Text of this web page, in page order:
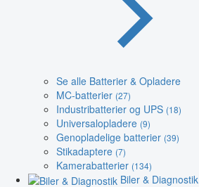
Se alle Batterier & Opladere
MC-batterier (27)
Industribatterier og UPS (18)
Universalopladere (9)
Genopladelige batterier (39)
Stikadaptere (7)
Kamerabatterier (134)
Biler & Diagnostik